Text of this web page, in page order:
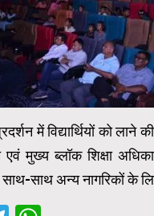
में विद्यार्थियों को लाने
एवं मुख्य ब्लॉक शिक्षा
साथ-साथ अन्य नागरिकों के